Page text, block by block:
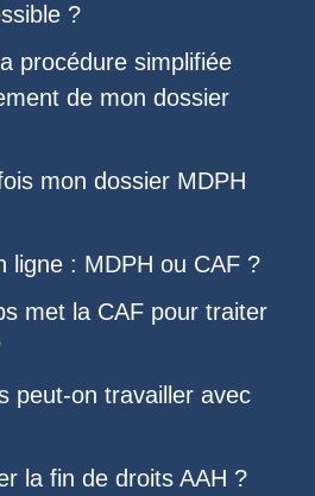
?
procédure simplifiée
de mon dossier
mon dossier MDPH
ligne : MDPH ou CAF ?
met la CAF pour traiter
peut-on travailler avec
la fin de droits AAH ?